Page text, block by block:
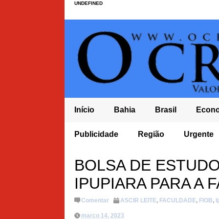
UNDEFINED
Início Bahia Brasil
Publicidade Região Urgente
DE 20 MIL PÉS DE MACONHA É ERRADICADA EM MULUNGU DO
BOLSA DE
IPUPIARA PARA A
Comentar ASCIR LEITE, FACULDADE, FIOB,
março 14, 2023